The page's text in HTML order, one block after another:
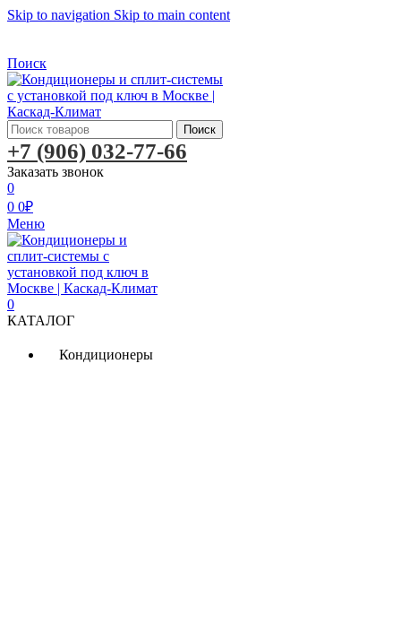
Skip to navigation Skip to main content
Поиск
Поиск
+7 (906) 032-77-66
Заказать звонок
0
0 0₽
Меню
0
КАТАЛОГ
Кондиционеры